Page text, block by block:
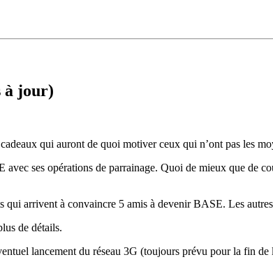
à jour)
qui auront de quoi motiver ceux qui n’ont pas les
ses opérations de parrainage. Quoi de mieux que de
arrivent à convaincre 5 amis à devenir BASE. Les
de détails.
lancement du réseau 3G (toujours prévu pour la fin